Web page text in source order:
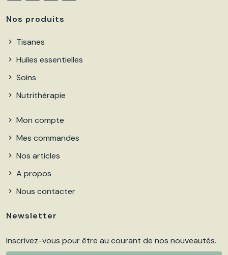
Nos produits
Tisanes
Huiles essentielles
Soins
Nutrithérapie
Mon compte
Mes commandes
Nos articles
A propos
Nous contacter
Newsletter
Inscrivez-vous pour être au courant de nos nouveautés.